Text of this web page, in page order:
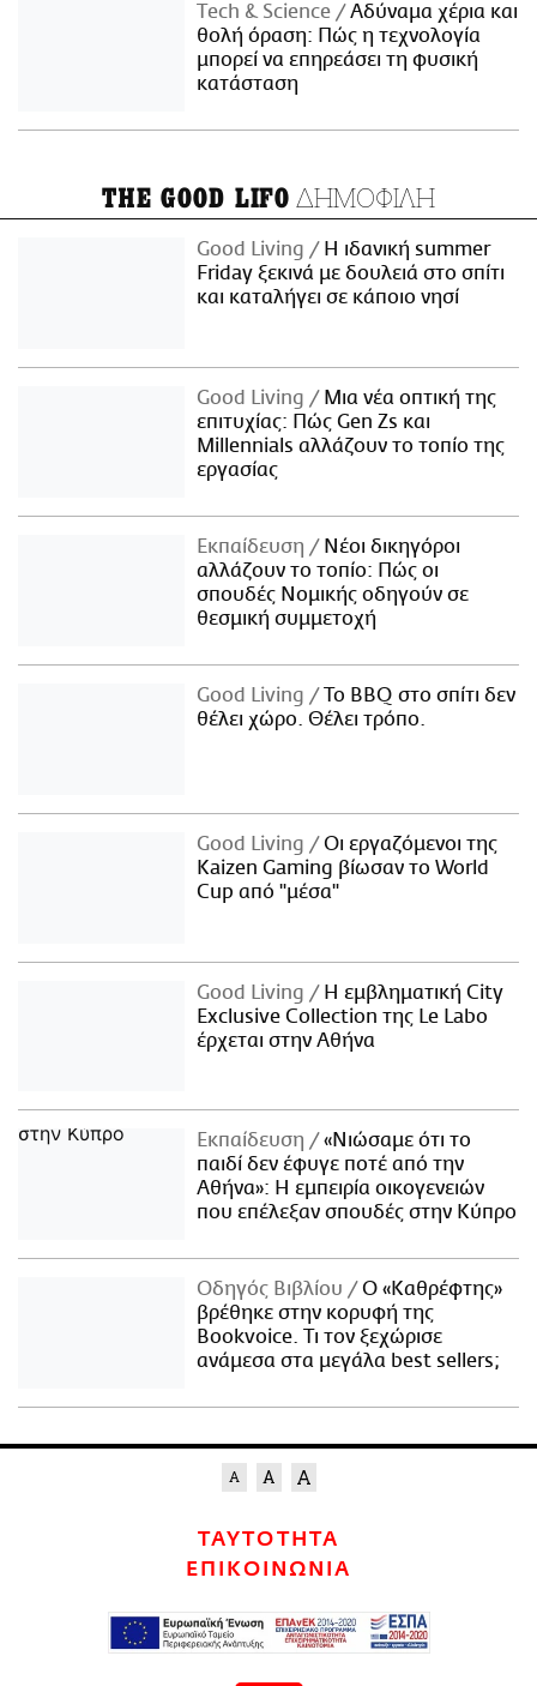
Τech & Science
Αδύναμα χέρια και
θολή όραση: Πώς η τεχνολογία
μπορεί να επηρεάσει τη φυσική
κατάσταση
THE GOOD LIFO ΔΗΜΟΦΙΛΗ
Good Living
Η ιδανική summer
Friday ξεκινά με δουλειά στο σπίτι
και καταλήγει σε κάποιο νησί
Good Living
Μια νέα οπτική της
επιτυχίας: Πώς Gen Zs και
Millennials αλλάζουν το τοπίο της
εργασίας
Εκπαίδευση
Νέοι δικηγόροι
αλλάζουν το τοπίο: Πώς οι
σπουδές Νομικής οδηγούν σε
θεσμική συμμετοχή
Good Living
Το BBQ στο σπίτι δεν
θέλει χώρο. Θέλει τρόπο.
Good Living
Οι εργαζόμενοι της
Kaizen Gaming βίωσαν το World
Cup από "μέσα"
Good Living
Η εμβληματική City
Exclusive Collection της Le Labo
έρχεται στην Αθήνα
Εκπαίδευση
«Νιώσαμε ότι το
παιδί δεν έφυγε ποτέ από την
Αθήνα»: Η εμπειρία οικογενειών
που επέλεξαν σπουδές στην Κύπρο
Οδηγός Βιβλίου
Ο «Καθρέφτης»
βρέθηκε στην κορυφή της
Bookvoice. Τι τον ξεχώρισε
ανάμεσα στα μεγάλα best sellers;
ΤΑΥΤΟΤΗΤΑ
ΕΠΙΚΟΙΝΩΝΙΑ